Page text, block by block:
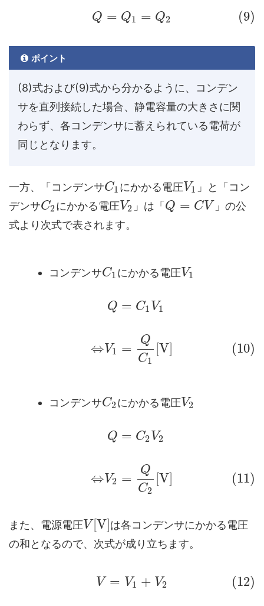
Q = Q1 = Q2 (9)
ポイント
(8)式および(9)式から分かるように、コンデン
サを直列接続した場合、静電容量の大きさに関
わらず、各コンデンサに蓄えられている電荷が
同じとなります。
一方、「コンデンサC1 にかかる電圧V1 」と「コン
デンサC2にかかる電圧V2 」は「Q = CV 」の公
式より次式で表されます。
コンデンサC1 にかかる電圧V1
Q
⇔V1
=
=
C1 V1
Q
C1
[V] (10)
コンデンサC2にかかる電圧V2
Q
⇔V2
=
=
C2 V2
Q
C2
[V] (11)
また、電源電圧V [V]は各コンデンサにかかる電圧
の和となるので、次式が成り立ちます。
V = V1 + V2 (12)